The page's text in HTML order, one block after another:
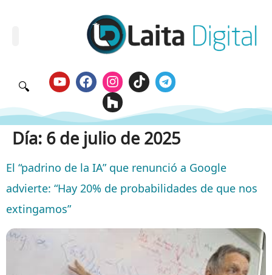
🔍
Día: 6 de julio de 2025
El “padrino de la IA” que renunció a Google
advierte: “Hay 20% de probabilidades de que nos
extingamos”